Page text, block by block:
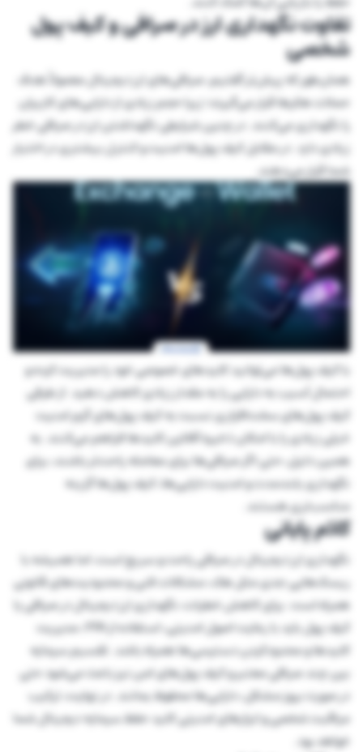
تفاوت نگهداری ارز در صرافی و کیف پول
شخصی
همان‌طور که پیش‌تر گفتیم، صرافی‌های ارز دیجیتال معمولاً هدف
حملات هکرها قرار می‌گیرند؛ زیرا حجم زیادی از دارایی‌های کاربران
را نگهداری می‌کنند. در چنین شرایطی نگهداشتن ارز در صرافی خطر
زیادی دارد. در مقابل کیف پول‌ها امنیت و کنترل بیشتری در اختیار
شما قرار می‌دهند.
با کیف پول‌ها می‌توانید کلید‌های خصوصی خود را مدیریت کرده و
احتمال آسیب به دارایی را به مقدار زیادی کاهش دهید. از طرفی
کیف پول‌های سخت‌افزاری نسبت به کیف پول‌های گرم امنیت
خیلی زیادی را با امکان ذخیره آفلاین کلید‌ها فراهم می‌کنند. به
همین دلیل، حتی اگر صرافی‌ها برای معامله راحت‌تر باشند، برای
نگهداری بلندمدت و امنیت دارایی‌ها، کیف پول‌ها گزینه
مناسب‌تری هستند.
کلام پایانی
نگهداری ارز دیجیتال در صرافی راحت و سریع است، اما همیشه با
ریسک‌هایی جدی مثل هک، مشکلات فنی و محدودیت‌های قانونی
همراه است. برای کاهش خطرات، نگهداری ارز دیجیتال در صرافی یا
کیف پول باید با رعایت اصول امنیتی، استفاده از 2FA، مدیریت
کلیدها و محدودکردن دسترسی‌ها همراه باشد. تقسیم سرمایه
بین چند صرافی معتبر و کیف پول‌های امن نیز باعث می‌شود حتی
در صورت بروز مشکل، دارایی‌ها محفوظ بمانند. در نهایت، ترکیب
مراقبت شخصی و ابزارهای امنیتی کلید حفظ سرمایه دیجیتال شما
خواهد بود.